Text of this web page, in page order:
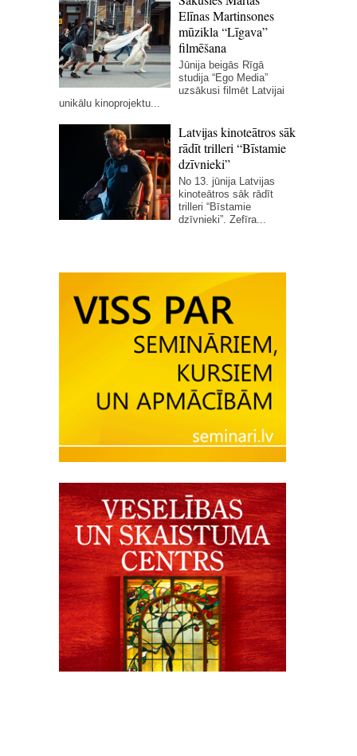
Elīnas Martinsones
mūzikla “Līgava”
filmēšana
Jūnija beigās Rīgā
studija “Ego Media”
uzsākusi filmēt Latvijai
unikālu kinoprojektu...
Latvijas kinoteātros sāk
rādīt trilleri “Bīstamie
dzīvnieki”
No 13. jūnija Latvijas
kinoteātros sāk rādīt
trilleri “Bīstamie
dzīvnieki”. Zefīra...